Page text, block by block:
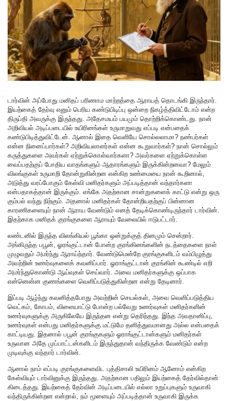
டார்வின் அப்போது மனிதப் பரிணாம மாற்றத்தை ஆராயத் தொடங்கி இருந்தார்.
இயற்கைத் தேர்வு எனும் பெரிய கண்டுபிடிப்பு ஒன்றை நிகழ்த்திவிட்டோம் என்ற
திருப்தி அவருக்கு இருந்தது. அதேசமயம் பயமும் தொற்றிக்கொண்டது. நான்
அறிவியல் அடிப்படையில் உயிரினங்கள் உருமாறுவது எப்படி என்பதைக்
கண்டுபிடித்துவிட்டேன். ஆனால் இதை வெளியே சொல்லலாமா? நண்பர்கள்
என்ன நினைப்பார்கள்? அறிவியலாளர்கள் என்ன கூறுவார்கள்? நான் சொல்லும்
கருத்துகளை அவர்கள் ஏற்றுக்கொள்வார்களா? அவர்களை ஏற்றுக்கொள்ள
வைப்பதற்குப் போதிய வாதங்களும் ஆதாரங்களும் இருக்கின்றனவா? மேலும்
விலங்குகள் உருமாறி தோன்றுகின்றன என்கிற உண்மையை நான் கூறினால்,
அடுத்து வரப்போகும் கேள்வி மனிதர்களும் அப்படித்தான் வந்தார்களா
என்பதாகத்தான் இருக்கும். எங்கே அதற்கான சான்றுகளைக் காட்டு என்று ஒரு
கும்பல் வந்து நிற்கும். அதனால் மனிதர்கள் தோன்றியதற்குப் பின்னான
காரணிகளையும் நான் ஆராய வேண்டும் எனத் தேடிக்கொண்டிருந்தார் டார்வின்.
இதற்காக மனிதக் குரங்குகளை ஆராயும் வேலையில் ஈடுபட்டார்.
லண்டனில் இருந்த விலங்கியல் பூங்கா ஒன்றுக்குத் தினமும் சென்றார்.
அங்கிருந்த பபூன், ஓரங்குட்டான் போன்ற குரங்கினங்களின் நடத்தைகளை நாள்
முழுவதும் அமர்ந்து ஆராய்ந்தார். வேண்டுமென்றே குரங்குகளிடம் வம்பிழுத்து
அவற்றின் உணர்வுகளைக் கவனிப்பார். ஓராங்குட்டான் குரங்கின் கூண்டில் எறி
அமர்ந்துகொண்டு ஆய்வுகள் செய்வார். அவை மனிதர்களுக்கு ஒப்பாக
என்னென்ன குணங்களை வெளிப்படுத்துகின்றன என்று தேடினார்.
இப்படி ஆழ்ந்து கவனித்தபோது அவற்றின் செயல்கள், அவை வெளிப்படுத்திய
வெட்கம், கோபம், விளையாட்டு போன்ற பல்வேறு உணர்வுகள் மனிதர்களின்
உணர்வுகளுக்கு அருகிலேயே இருந்தன என்று தெரிந்தது. இந்த அவதானிப்பு,
உணர்வுகள் என்பது மனிதர்களுக்கு மட்டுமே தனித்துவமானது அல்ல என்பதைக்
காட்டியது. இதனால் பபூன் குரங்குகளும் ஓராங்குட்டான்களும் மனிதர்கள்
உருவான அதே முப்பாட்டன்களிடம் இருந்துதான் வந்திருக்க வேண்டும் என்ற
முடிவுக்கு வந்தார் டார்வின்.
ஆனால் நாம் எப்படி குரங்குகளைவிட புத்திசாலி உயிரினம் ஆனோம் என்கிற
கேள்வியும் டார்வினுக்கு இருந்தது. அதற்கான பதிலும் இயற்கைத் தேர்வில்தான்
கிடைத்தது. இயற்கைத் தேர்வின் அடிப்படையில் எல்லா உறுப்புகளும் உருவாகி
வந்திருக்கின்றன என்றால், நம் மூளையும் அப்படித்தான் உருவாகி இருக்க